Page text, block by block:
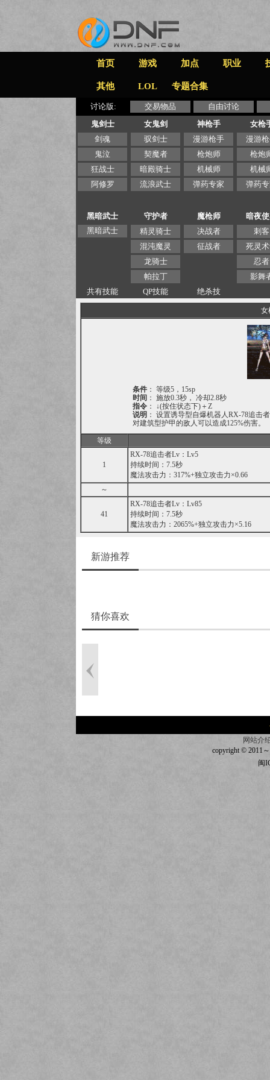
首页 游戏 加点 职业
其他 LOL 专题合集
讨论版: 交易物品
自由讨论
鬼剑士
剑魂
鬼泣
狂战士
阿修罗
女鬼剑
驭剑士
契魔者
暗殿骑士
流浪武士
神枪手
漫游枪手
枪炮师
机械师
弹药专家
女枪
漫游
枪炮
机械
弹药
黑暗武士
黑暗武士
守护者
精灵骑士
混沌魔灵
龙骑士
帕拉丁
魔枪师
决战者
征战者
暗夜
刺客
死灵
忍者
影舞
共有技能
QP技能 绝杀技
女
条件 ： 等级5，15sp
时间 ： 施放0.3秒， 冷却2.8秒
指令 ： ↓(按住状态下)＋Z
说明 ： 设置诱导型自爆机器人RX-78追击
对建筑型护甲的敌人可以造成125%伤害。
等级
1
RX-78追击者Lv：Lv5
持续时间：7.5秒
魔法攻击力：317%+独立攻击力×0.66
～
41
RX-78追击者Lv：Lv85
持续时间：7.5秒
魔法攻击力：2065%+独立攻击力×5.16
新游推荐
猜你喜欢
网站介
copyright © 2011
闽